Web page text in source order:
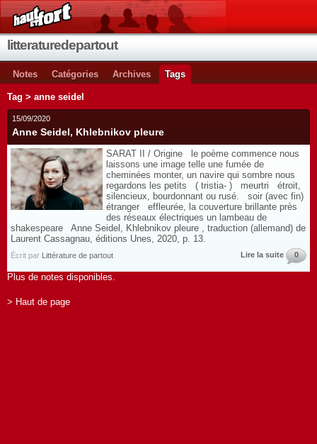
litteraturedepartout
Notes Catégories Archives Tags
Tag > anne seidel
15/09/2020
Anne Seidel, Khlebnikov pleure
SARAT II / Origine le poème commence nous
laissons une image telle une fumée de
cheminées monter, un navire qui sombre nous
regardons les petits ( tristia- ) meurtri étroit,
silencieux, bourdonnant ou rusé. soir (avec fin)
étranger effleurée, la couverture brillante près
des réseaux électriques un lambeau de
shakespeare Anne Seidel, Khlebnikov pleure , traduction (allemand) de
Laurent Cassagnau, éditions Unes, 2020, p. 13.
Écrit par Littérature de partout Lire la suite 0
Plus de notes disponibles.
> Haut de page